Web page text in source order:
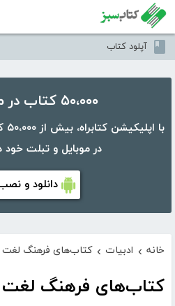
آپلود کتاب
۵۰،۰۰۰ کتاب در موبایل شما
در موبایل و تبلت خود
دانلود و
خانه › ادبیات › کتاب‌های فرهنگ لغت
کتاب‌های فرهنگ لغت